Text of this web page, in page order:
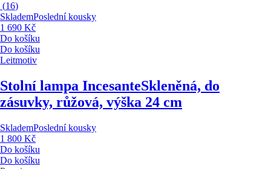
(16)
SklademPoslední kousky
1 690 Kč
Do košíku
Do košíku
Leitmotiv
Stolní lampa IncesanteSkleněná, do
zásuvky, růžová, výška 24 cm
SklademPoslední kousky
1 800 Kč
Do košíku
Do košíku